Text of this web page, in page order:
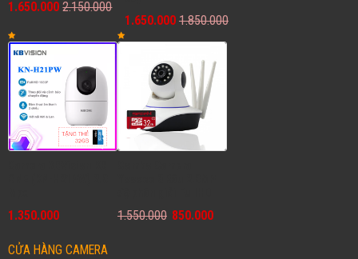
1.650.000 2.150.000
1.650.000 1.850.000
1.350.000 1.550.000 850.000
CỬA HÀNG CAMERA